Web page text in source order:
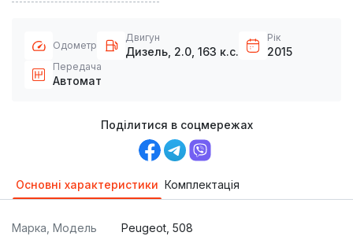
Одометр
Двигун
Дизель, 2.0, 163 к.с.
Рік
2015
Передача
Автомат
Поділитися в соцмережах
Основні характеристики Комплектація
Марка, Модель Peugeot, 508